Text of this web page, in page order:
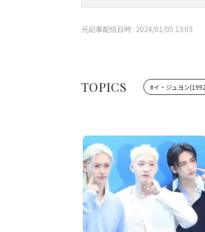
元記事配信日時 : 2024/01/05 13:03
TOPICS #イ・ジュヨン